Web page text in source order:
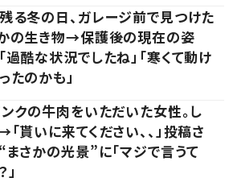
る冬の日、ガレージ前で見つけた
の生き物→保護後の現在の姿
過酷な状況でしたね」「寒くて動け
たのかも」
クの牛肉をいただいた女性。し
貰いに来てください、、」投稿さ
まさかの光景”に「マジで言うて